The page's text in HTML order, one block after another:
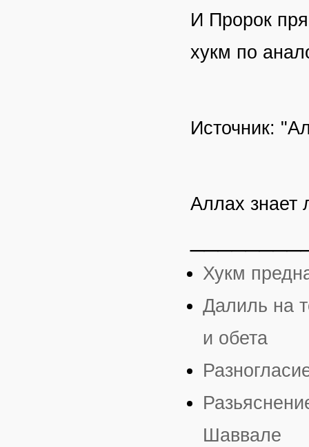
И Пророк
хукм по
Источник:
Аллах знает
Хукм
Далиль на
и обета
Шаввале